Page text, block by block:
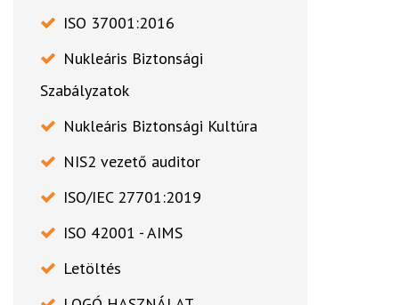
ISO 37001:2016
Nukleáris Biztonsági
Szabályzatok
Nukleáris Biztonsági Kultúra
NIS2 vezető auditor
ISO/IEC 27701:2019
ISO 42001 - AIMS
Letöltés